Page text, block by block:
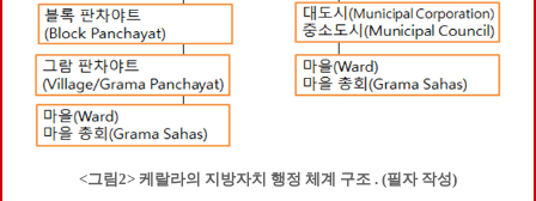
<그림2> 케랄라의 지방자치 행정 체계 구조 . (필자 작성)